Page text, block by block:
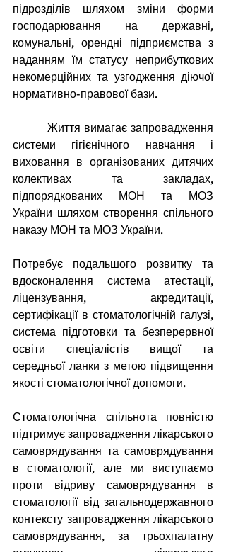
підрозділів шляхом зміни форми
господарювання на державні,
комунальні, орендні підприємства з
наданням їм статусу неприбуткових
некомерційних та узгодження діючої
нормативно-правової бази.
          Життя вимагає запровадження
системи гігієнічного навчання і
виховання в організованих дитячих
колективах та закладах,
підпорядкованих МОН та МОЗ
України шляхом створення спільного
наказу МОН та МОЗ України.
Потребує подальшого розвитку та
вдосконалення система атестації,
ліцензування, акредитації,
сертифікації в стоматологічній галузі,
система підготовки та безперервної
освіти спеціалістів вищої та
середньої ланки з метою підвищення
якості стоматологічної допомоги.
Стоматологічна спільнота повністю
підтримує запровадження лікарського
самоврядування та самоврядування
в стоматології, але ми виступаємо
проти відриву самоврядування в
стоматології від загальнодержавного
контексту запровадження лікарського
самоврядування, за трьохпалатну